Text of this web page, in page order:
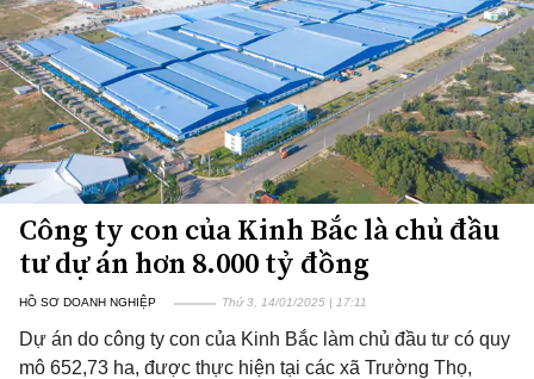
Công ty con của Kinh Bắc là chủ đầu
tư dự án hơn 8.000 tỷ đồng
HỒ SƠ DOANH NGHIỆP Thứ 3, 14/01/2025 | 17:11
Dự án do công ty con của Kinh Bắc làm chủ đầu tư có quy
mô 652,73 ha, được thực hiện tại các xã Trường Thọ,